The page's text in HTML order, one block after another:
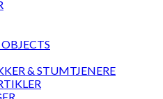
& STUMTJENERE